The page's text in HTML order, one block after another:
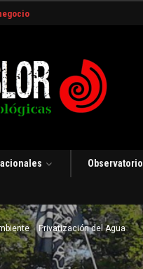
Privatización del Agua